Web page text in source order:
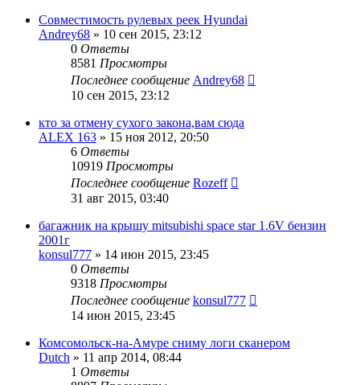
Совместимость рулевых реек Hyundai
Andrey68 » 10 сен 2015, 23:12
0 Ответы
8581 Просмотры
Последнее сообщение Andrey68
10 сен 2015, 23:12
кто за отмену сухого закона,вам сюда
ALEX 163 » 15 ноя 2012, 20:50
6 Ответы
10919 Просмотры
Последнее сообщение Rozeff
31 авг 2015, 03:40
багажник на крышу mitsubishi space star 1.6V бензин
2001г
konsul777 » 14 июн 2015, 23:45
0 Ответы
9318 Просмотры
Последнее сообщение konsul777
14 июн 2015, 23:45
Комсомольск-на-Амуре сниму логи сканером
Dutch » 11 апр 2014, 08:44
1 Ответы